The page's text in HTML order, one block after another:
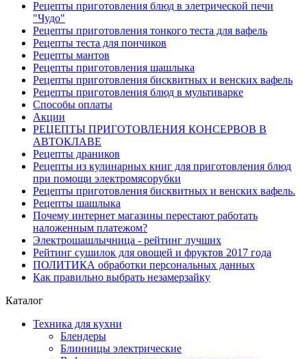
Рецепты приготовления блюд в элетрической печи
"Чудо"
Рецепты приготовления тонкого теста для вафель
Рецепты теста для пончиков
Рецепты мантов
Рецепты приготовления шашлыка
Рецепты приготовления бисквитных и венских вафель
Рецепты приготовления блюд в мультиварке
Способы оплаты
Акции
РЕЦЕПТЫ ПРИГОТОВЛЕНИЯ КОНСЕРВОВ В
АВТОКЛАВЕ
Рецепты драников
Рецепты из кулинарных книг для приготовления блюд
при помощи электромясорубки
Рецепты приготовления бисквитных и венских вафель.
Рецепты шашлыка
Почему интернет магазины перестают работать
наложенным платежом?
Электрошашлычница - рейтинг лучших
Рейтинг сушилок для овощей и фруктов 2017 года
ПОЛИТИКА обработки персональных данных
Как правильно выбрать незамерзайку
Каталог
Техника для кухни
Блендеры
Блинницы электрические